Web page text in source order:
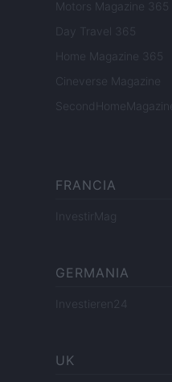
Motors Magazine 365
Day Travel 365
Home Magazine 365
Cineverse Magazine
SecondHomeMagazine
FRANCIA
InvestirMag
GERMANIA
Investieren24
UK